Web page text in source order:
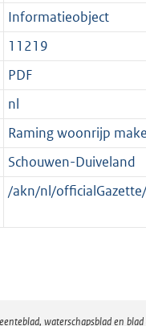
K
b
Informatieobject
11219
PDF
nl
Raming woonrijp
Schouwen-Duiveland
/akn/nl/
waterschapsblad en